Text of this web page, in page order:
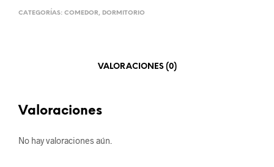
CATEGORÍAS: COMEDOR, DORMITORIO
VALORACIONES (0)
Valoraciones
No hay valoraciones aún.